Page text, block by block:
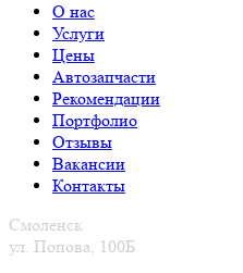
О нас
Услуги
Цены
Автозапчасти
Рекомендации
Портфолио
Отзывы
Вакансии
Контакты
Смоленск
ул. Попова, 100Б